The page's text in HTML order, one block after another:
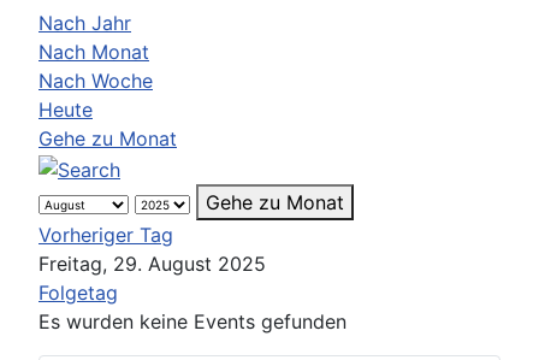
Nach Jahr
Nach Monat
Nach Woche
Heute
Gehe zu Monat
Gehe zu Monat
Vorheriger Tag
Freitag, 29. August 2025
Folgetag
Es wurden keine Events gefunden